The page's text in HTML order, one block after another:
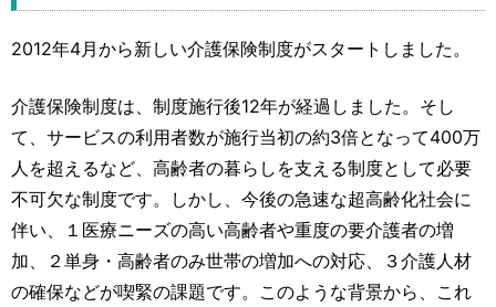
2012年4月から新しい介護保険制度がスタートしました。
介護保険制度は、制度施行後12年が経過しました。そし
て、サービスの利用者数が施行当初の約3倍となって400万
人を超えるなど、高齢者の暮らしを支える制度として必要
不可欠な制度です。しかし、今後の急速な超高齢化社会に
伴い、１医療ニーズの高い高齢者や重度の要介護者の増
加、２単身・高齢者のみ世帯の増加への対応、３介護人材
の確保などが喫緊の課題です。このような背景から、これ